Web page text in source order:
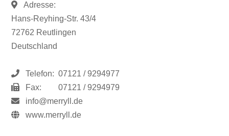
Adresse:
Hans-Reyhing-Str. 43/4
72762 Reutlingen
Deutschland
Telefon: 07121 / 9294977
Fax:
07121 / 9294979
info@merryll.de
www.merryll.de